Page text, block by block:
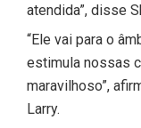
atendida”, disse
“Ele vai para o
estimula nossas
maravilhoso”,
Larry.